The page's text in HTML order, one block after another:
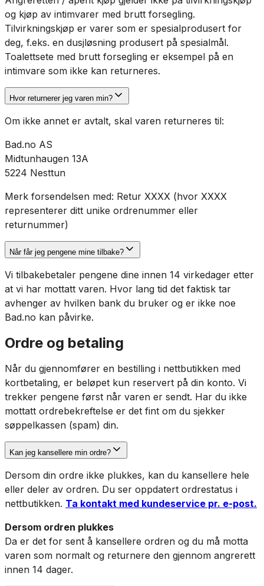
og kjøp av intimvarer med brutt forsegling.
Tilvirkningskjøp er varer som er spesialprodusert for
deg, f.eks. en dusjløsning produsert på spesialmål.
Toalettsete med brutt forsegling er eksempel på en
intimvare som ikke kan returneres.
Hvor returnerer jeg varen min?
Om ikke annet er avtalt, skal varen returneres til:
Bad.no AS
Midtunhaugen 13A
5224 Nesttun
Merk forsendelsen med: Retur XXXX (hvor XXXX
representerer ditt unike ordrenummer eller
returnummer)
Når får jeg pengene mine tilbake?
Vi tilbakebetaler pengene dine innen 14 virkedager etter
at vi har mottatt varen. Hvor lang tid det faktisk tar
avhenger av hvilken bank du bruker og er ikke noe
Bad.no kan påvirke.
Ordre og betaling
Når du gjennomfører en bestilling i nettbutikken med
kortbetaling, er beløpet kun reservert på din konto. Vi
trekker pengene først når varen er sendt. Har du ikke
mottatt ordrebekreftelse er det fint om du sjekker
søppelkassen (spam) din.
Kan jeg kansellere min ordre?
Dersom din ordre ikke plukkes, kan du kansellere hele
eller deler av ordren. Du ser oppdatert ordrestatus i
nettbutikken. Ta kontakt med kundeservice pr. e-post.
Dersom ordren plukkes
Da er det for sent å kansellere ordren og du må motta
varen som normalt og returnere den gjennom angrerett
innen 14 dager.